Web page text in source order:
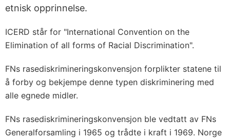
etnisk opprinnelse.
ICERD står for "International Convention on the
Elimination of all forms of Racial Discrimination".
FNs rasediskrimineringskonvensjon forplikter statene til
å forby og bekjempe denne typen diskriminering med
alle egnede midler.
FNs rasediskrimineringskonvensjon ble vedtatt av FNs
Generalforsamling i 1965 og trådte i kraft i 1969. Norge